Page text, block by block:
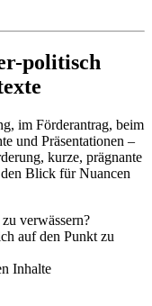
politisch
im Förderantrag, beim
und Präsentationen –
kurze, prägnante
Blick für Nuancen
verwässern?
auf den Punkt zu
Inhalte